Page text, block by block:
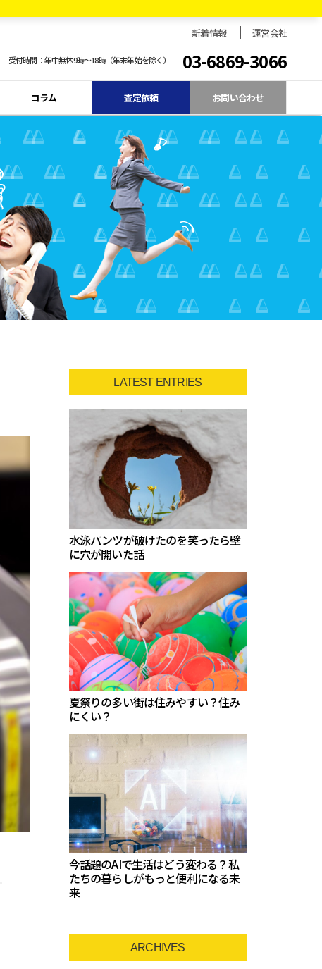
新着情報 運営会社
受付時間：年中無休9時〜18時（年末年始を除く） 03-6869-3066
コラム 査定依頼 お問い合わせ
LATEST ENTRIES
水泳パンツが破けたのを笑ったら壁
に穴が開いた話
夏祭りの多い街は住みやすい？住み
にくい？
今話題のAIで生活はどう変わる？私
たちの暮らしがもっと便利になる未
来
ARCHIVES